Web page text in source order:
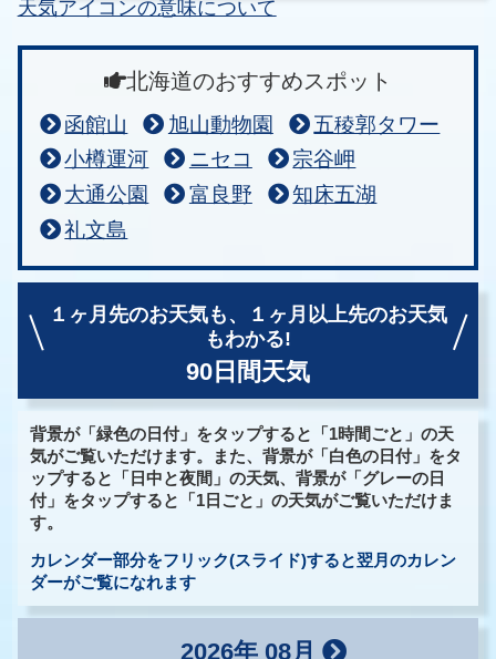
天気アイコンの意味について
北海道のおすすめスポット
函館山 旭山動物園
五稜郭タワー
小樽運河
ニセコ
宗谷岬
大通公園
富良野
知床五湖
礼文島
１ヶ月先のお天気も、
１ヶ月以上先のお天気
もわかる!
90日間天気
背景が「緑色の日付」をタップすると「1時間ごと」の天
気がご覧いただけます。また、背景が「白色の日付」をタ
ップすると「日中と夜間」の天気、背景が「グレーの日
付」をタップすると「1日ごと」の天気がご覧いただけま
す。
カレンダー部分をフリック(スライド)すると翌月のカレン
ダーがご覧になれます
2026年 08月